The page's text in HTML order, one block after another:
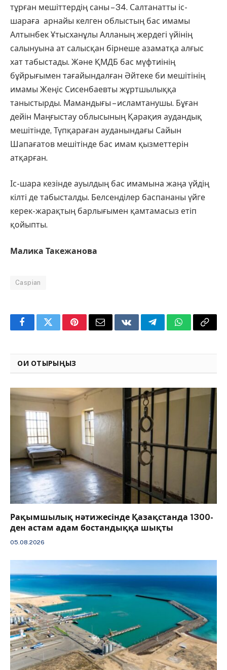
тұрған мешіттердің саны – 34. Салтанатты іс-
шараға арнайы келген облыстың бас имамы
Алтынбек Ұтысханұлы Алланың жердегі үйінің
салынуына ат салысқан бірнеше азаматқа алғыс
хат табыстады. Және ҚМДБ бас мүфтиінің
бұйрығымен тағайындалған Әйтеке би мешітінің
имамы Жеңіс Сисенбаевты жұртшылыққа
таныстырды. Мамандығы – исламтанушы. Бұған
дейін Маңғыстау облысының Қарақия аудандық
мешітінде, Түпқараған ауданындағы Сайын
Шапағатов мешітінде бас имам қызметтерін
атқарған.
Іс-шара кезінде ауылдың бас имамына жаңа үйдің
кілті де табысталды. Белсенділер баспананы үйге
керек-жарақтың барлығымен қамтамасыз етіп
қойыпты.
Малика Такежанова
Caspian
FacebookTwitterPinterestEmail VKontakteTelegramWhatsApp
Copy
ОҚИ ОТЫРЫҢЫЗ
Рақымшылық нәтижесінде Қазақстанда 1300-
ден астам адам бостандыққа шықты
05.08.2026